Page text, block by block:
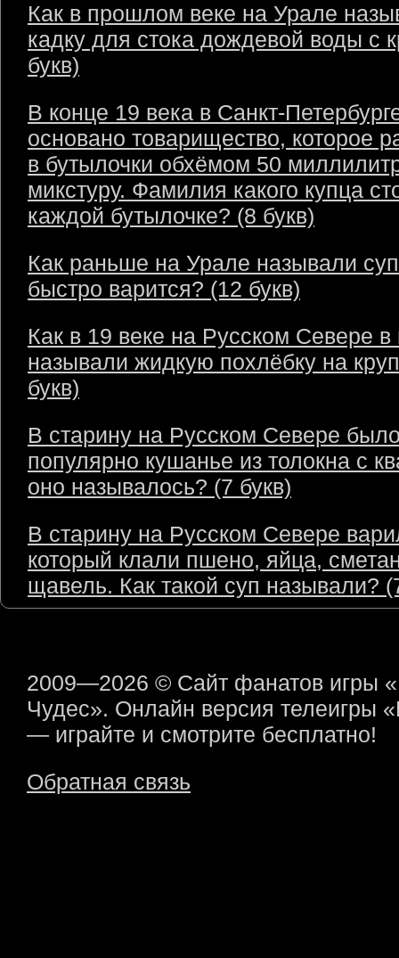
Как в прошлом веке на Урале
кадку для стока дождевой воды с
букв)
В конце 19 века в Санкт-
основано товарищество, которое
в бутылочки обхёмом 50
микстуру. Фамилия какого купца
каждой бутылочке? (8 букв)
Как раньше на Урале называли
быстро варится? (12 букв)
Как в 19 веке на Русском Севере в
называли жидкую похлёбку на
букв)
В старину на Русском Севере
популярно кушанье из толокна с
оно называлось? (7 букв)
В старину на Русском Севере
который клали пшено, яйца,
щавель. Как такой суп называли?
2009—2026 © Сайт фанатов игры
Чудес». Онлайн версия телеигры
— играйте и смотрите бесплатно!
Обратная связь